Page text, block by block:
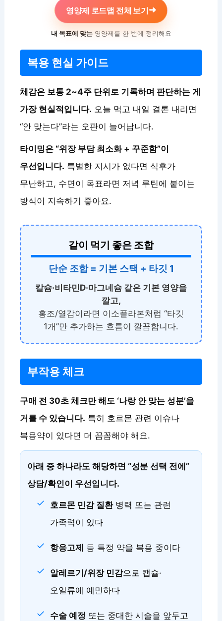
영양제 로드맵 전체 보기➜
내 목표에 맞는영양제를 한 번에 정리해요
복용 현실 가이드
체감은 보통 2~4주 단위로 기록하며 판단하는 게
가장 현실적입니다. 오늘 먹고 내일 결론 내리면
“안 맞는다”라는 오판이 늘어납니다.
타이밍은 “위장 부담 최소화 + 꾸준함”이
우선입니다. 특별한 지시가 없다면 식후가
무난하고, 수면이 목표라면 저녁 루틴에 붙이는
방식이 지속하기 좋아요.
같이 먹기 좋은 조합
단순 조합 = 기본 스택 + 타깃 1
칼슘·비타민D·마그네슘 같은 기본 영양을
깔고,
홍조/열감이라면 이소플라본처럼 “타깃
1개”만 추가하는 흐름이 깔끔합니다.
부작용 체크
구매 전 30초 체크만 해도 ‘나랑 안 맞는 성분’을
거를 수 있습니다. 특히 호르몬 관련 이슈나
복용약이 있다면 더 꼼꼼해야 해요.
아래 중 하나라도 해당하면 “성분 선택 전에”
상담/확인이 우선입니다.
호르몬 민감 질환병력 또는 관련
가족력이 있다
항응고제 등 특정 약을 복용 중이다
알레르기/위장 민감으로 캡슐·
오일류에 예민하다
수술 예정 또는 중대한 시술을 앞두고